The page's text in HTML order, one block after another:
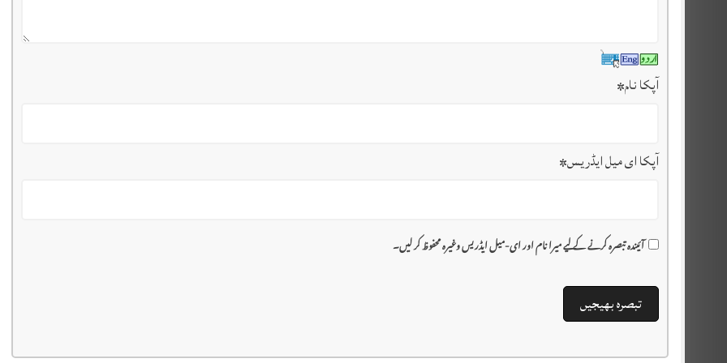
آپکا نام*
آپکا ای میل ایڈریس*
آئیندہ تبصرہ کرنے کے لیے میرا نام اور ای-میل ایڈریس وغیرہ محفوظ کر لیں۔